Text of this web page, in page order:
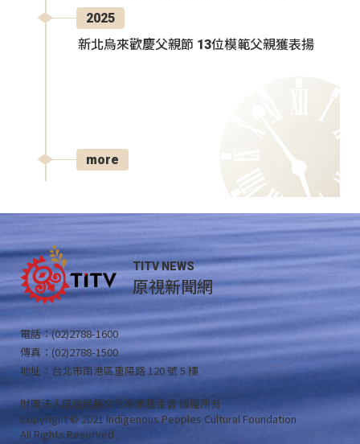
2025
新北烏來歡慶父親節 13位模範父親獲表揚
more
TITV NEWS
原視新聞網
電話：(02)2788-1600
傳真：(02)2788-1500
地址：台北市南港區重陽路 120 號 5 樓
財團法人原住民族文化事業基金會 版權所有
Copyright © 2021 Indigenous Peoples Cultural Foundation
All Rights Reserved .